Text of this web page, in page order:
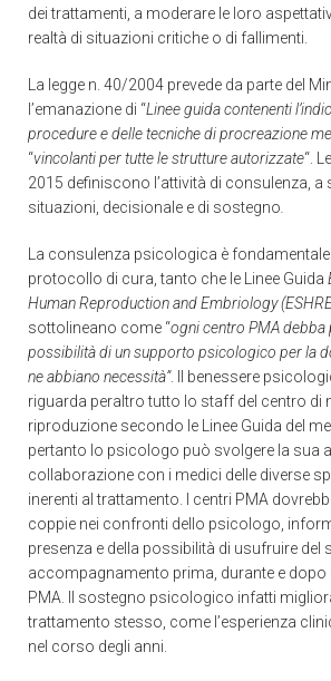
dei trattamenti, a moderare le loro
realtà di situazioni critiche o di fallimenti.
La legge n. 40/2004 prevede da parte del
l’emanazione di “Linee guida contenenti
procedure e delle tecniche di procreazione
“vincolanti per tutte le strutture autorizzate“.
2015 definiscono l’attività di consulenza, a
situazioni, decisionale e di sostegno
La consulenza psicologica è fondamentale
protocollo di cura, tanto che le Linee Guida
Human Reproduction and Embriology
sottolineano come “ogni centro PMA debba
possibilità di un supporto psicologico per la
ne abbiano necessità”. Il benessere
riguarda peraltro tutto lo staff del centro di
riproduzione secondo le Linee Guida del
pertanto lo psicologo può svolgere la sua
collaborazione con i medici delle diverse
inerenti al trattamento. I centri PMA
coppie nei confronti dello psicologo,
presenza e della possibilità di usufruire del
accompagnamento prima, durante e dopo
PMA. Il sostegno psicologico infatti
trattamento stesso, come l’esperienza
nel corso degli anni.